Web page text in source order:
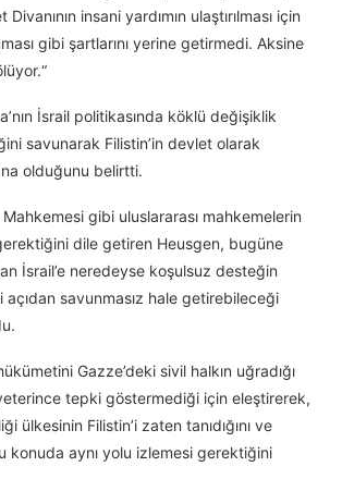
insani yardımın ulaştırılması için
gibi şartlarını yerine getirmedi. Aksine
İsrail politikasında köklü değişiklik
savunarak Filistin’in devlet olarak
olduğunu belirtti.
Mahkemesi gibi uluslararası mahkemelerin
dile getiren Heusgen, bugüne
İsrail’e neredeyse koşulsuz desteğin
açıdan savunmasız hale getirebileceği
Gazze’deki sivil halkın uğradığı
tepki göstermediği için eleştirerek,
ülkesinin Filistin’i zaten tanıdığını ve
konuda aynı yolu izlemesi gerektiğini